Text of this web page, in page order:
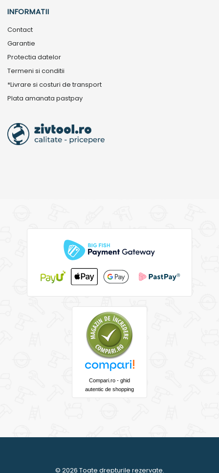
INFORMATII
Contact
Garantie
Protectia datelor
Termeni si conditii
*Livrare si costuri de transport
Plata amanata pastpay
Compari.ro - ghid
autentic de shopping
© 2026 Toate drepturile rezervate.